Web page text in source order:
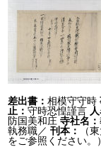
差出書：相模守守時
止：守時恐惶謹言
防国美和庄 寺社名：
執務職／刊本：
（
をご参照ください。）